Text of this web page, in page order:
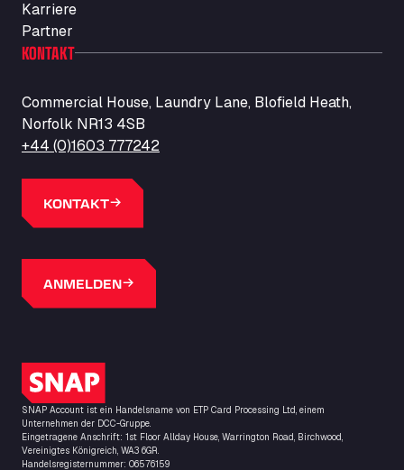
Karriere
Partner
KONTAKT
Commercial House, Laundry Lane, Blofield Heath,
Norfolk NR13 4SB
+44 (0)1603 777242
KONTAKT
ANMELDEN
SNAP-Logo
SNAP Account ist ein Handelsname von ETP Card Processing Ltd, einem
Unternehmen der DCC-Gruppe.
Eingetragene Anschrift: 1st Floor Allday House, Warrington Road, Birchwood,
Vereinigtes Königreich, WA3 6GR.
Handelsregisternummer: 06576159